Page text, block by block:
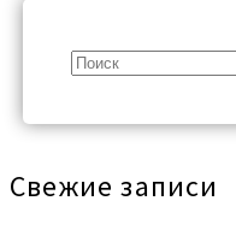
Search
Свежие записи